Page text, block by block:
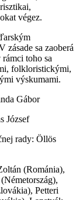
végez.
zásade sa zaoberá
toho sa
folkloristickými,
výskumami.
Gábor
József
rady: Öllös
(Románia),
Petteri